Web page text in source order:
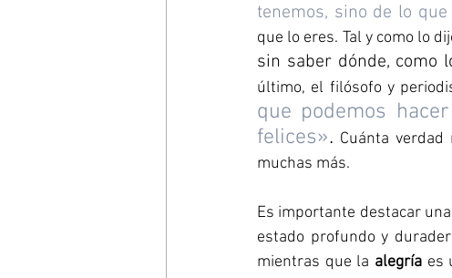
tenemos, sino de lo que
que lo eres. Tal y como lo
sin saber dónde, como
último, el filósofo y
que podemos
felices». Cuánta
muchas más.
Es importante destacar
estado profundo y
mientras que la alegría es